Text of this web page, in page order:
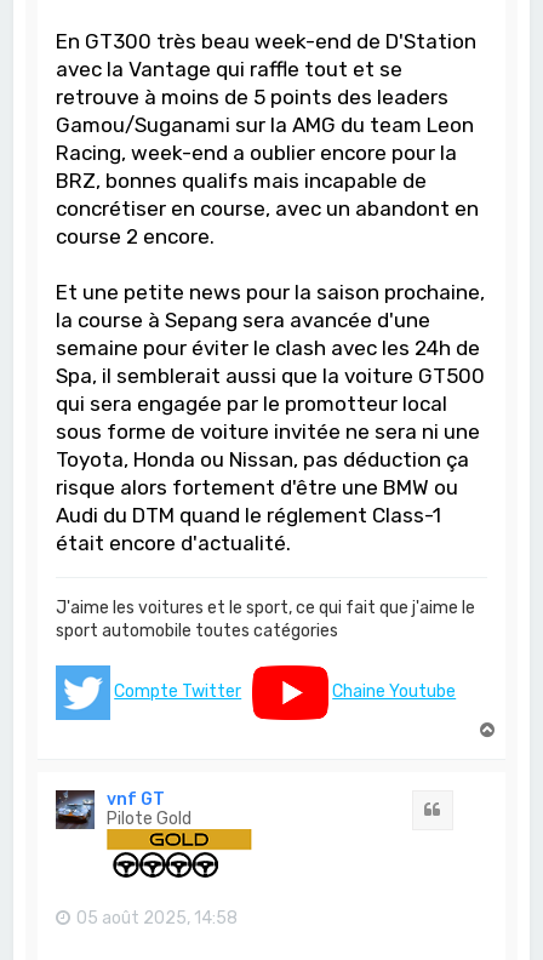
En GT300 très beau week-end de D'Station
avec la Vantage qui raffle tout et se
retrouve à moins de 5 points des leaders
Gamou/Suganami sur la AMG du team Leon
Racing, week-end a oublier encore pour la
BRZ, bonnes qualifs mais incapable de
concrétiser en course, avec un abandont en
course 2 encore.
Et une petite news pour la saison prochaine,
la course à Sepang sera avancée d'une
semaine pour éviter le clash avec les 24h de
Spa, il semblerait aussi que la voiture GT500
qui sera engagée par le promotteur local
sous forme de voiture invitée ne sera ni une
Toyota, Honda ou Nissan, pas déduction ça
risque alors fortement d'être une BMW ou
Audi du DTM quand le réglement Class-1
était encore d'actualité.
J'aime les voitures et le sport, ce qui fait que j'aime le
sport automobile toutes catégories
Compte Twitter
Chaine Youtube
vnf GT
Pilote Gold
05 août 2025, 14:58